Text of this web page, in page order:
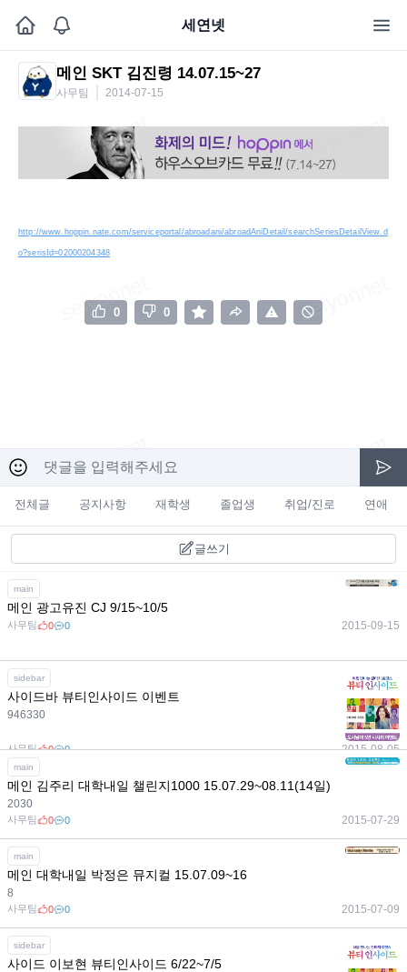
세연넷
메인 SKT 김진령 14.07.15~27
사무팀 2014-07-15
http://www.hoppin.nate.com/serviceportal/abroadani/abroadAniDetail/searchSeriesDetailView.d
o?serisId=02000204348
0 0
전체글 공지사항 재학생 졸업생 취업/진로 연애
글쓰기
main
메인 광고유진 CJ 9/15~10/5
사무팀 0 0 2015-09-15
sidebar
사이드바 뷰티인사이드 이벤트
946330
사무팀 0 0 2015-08-05
main
메인 김주리 대학내일 챌린지1000 15.07.29~08.11(14일)
2030
사무팀 0 0 2015-07-29
main
메인 대학내일 박정은 뮤지컬 15.07.09~16
8
사무팀 0 0 2015-07-09
sidebar
사이드 이보현 뷰티인사이드 6/22~7/5